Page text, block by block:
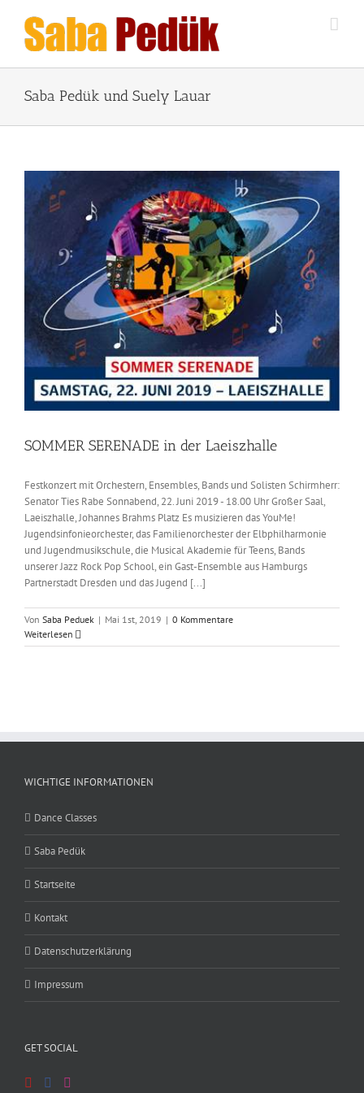
Inhalt
springen
Saba Pedük und Suely Lauar
SOMMER SERENADE in der Laeiszhalle
Festkonzert mit Orchestern, Ensembles, Bands und Solisten Schirmherr:
Senator Ties Rabe Sonnabend, 22. Juni 2019 - 18.00 Uhr Großer Saal,
Laeiszhalle, Johannes Brahms Platz Es musizieren das YouMe!
Jugendsinfonieorchester, das Familienorchester der Elbphilharmonie
und Jugendmusikschule, die Musical Akademie für Teens, Bands
unserer Jazz Rock Pop School, ein Gast-Ensemble aus Hamburgs
Partnerstadt Dresden und das Jugend [...]
Von Saba Peduek | Mai 1st, 2019 | 0 Kommentare
Weiterlesen
WICHTIGE INFORMATIONEN
Dance Classes
Saba Pedük
Startseite
Kontakt
Datenschutzerklärung
Impressum
GET SOCIAL